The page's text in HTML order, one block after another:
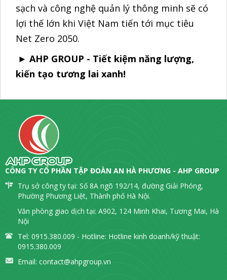
Trụ sở công ty tại: Số 8A ngõ 192/14, đường Giải Phóng,
Phường Phương Liệt, Thành phố Hà Nội.
Văn phòng giao dịch tại: A902, 124 Minh Khai, Tương Mai, Hà
Tel: 0915.380.009 - Hotline: Hotline kinh doanh/kỹ thuật:
0915.380.009